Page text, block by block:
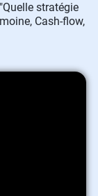
stratégie
Cash-flow,